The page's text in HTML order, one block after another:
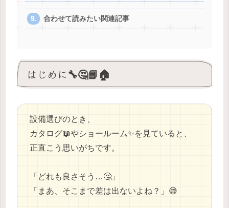
合わせて読みたい関連記事
はじめに🔧🤔📘🏠
設備選びのとき、
カタログ📖やショールーム✨を見ていると、
正直こう思いがちです。
「どれも良さそう…🤔」
「まあ、そこまで差は出ないよね？」😅